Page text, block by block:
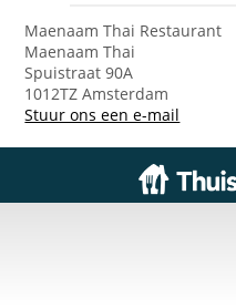
Maenaam Thai Restaurant
Maenaam Thai
Spuistraat 90A
1012TZ Amsterdam
Stuur ons een e-mail